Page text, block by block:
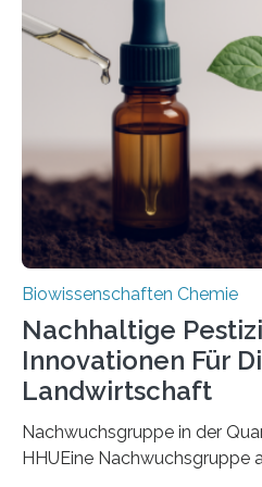
ausgezeichnetem Zustand
Art einer neuen Gattung
nun den Namen
fossile Nachweis einer
stellt gleichzeitig den ersten
Mückenlarve aus dem
Biowissenschaften Chemie
Nachhaltige
Innovationen Für
Landwirtschaft
Nachwuchsgruppe in der
HHUEine Nachwuchsgruppe